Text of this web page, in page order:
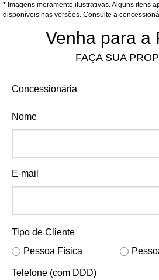
* Imagens meramente ilustrativas. Alguns itens
disponíveis nas versões. Consulte a
Venha para a
FAÇA SUA
Concessionária
Nome
E-mail
Tipo de Cliente
Pessoa Física
Telefone (com DDD)